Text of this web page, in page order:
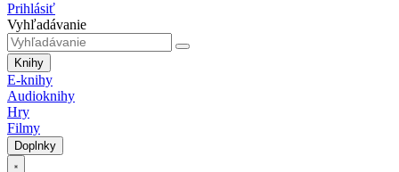
Prihlásiť
Vyhľadávanie
Knihy
E-knihy
Audioknihy
Hry
Filmy
Doplnky